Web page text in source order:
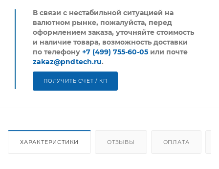
В связи с нестабильной ситуацией на
валютном рынке, пожалуйста, перед
оформлением заказа, уточняйте стоимость
и наличие товара, возможность доставки
по телефону +7 (499) 755-60-05 или почте
zakaz@pndtech.ru.
ПОЛУЧИТЬ СЧЕТ / КП
ХАРАКТЕРИСТИКИ ОТЗЫВЫ ОПЛАТА